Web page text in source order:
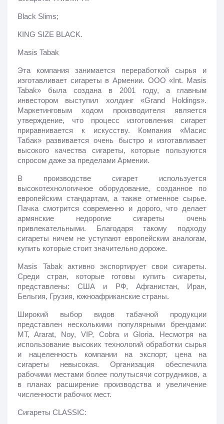
Black Slims;
КING SIZE BLACK.
Masis Tabak
Эта компания занимается переработкой сырья и
изготавливает сигареты в Армении. ООО «Int. Masis
Tabak» была создана в 2001 году, а главным
инвестором выступил холдинг «Grand Holdings».
Маркетинговым ходом производителя является
утверждение, что процесс изготовления сигарет
приравнивается к искусству. Компания «Масис
Табак» развивается очень быстро и изготавливает
высокого качества сигареты, которые пользуются
спросом даже за пределами Армении.
В производстве сигарет используется
высокотехнологичное оборудование, созданное по
европейским стандартам, а также отменное сырье.
Пачка смотрится современно и дорого, что делает
армянские недорогие сигареты очень
привлекательными. Благодаря такому подходу
сигареты ничем не уступают европейским аналогам,
купить которые стоит значительно дороже.
Masis Tabak активно экспортирует свои сигареты.
Среди стран, которые готовы купить сигареты,
представлены: США и РФ, Афганистан, Иран,
Бельгия, Грузия, южноафриканские страны.
Широкий выбор видов табачной продукции
представлен несколькими популярными брендами:
MT, Ararat, Noy, VIP, Cobra и Gloria. Несмотря на
использование высоких технологий обработки сырья
и нацеленность компании на экспорт, цена на
сигареты невысокая. Организация обеспечила
рабочими местами более полутысячи сотрудников, а
в планах расширение производства и увеличение
численности рабочих мест.
Сигареты CLASSIC: